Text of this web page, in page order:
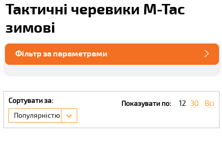
Тактичні черевики M-Tac
зимові
Фільтр за параметрами
Сортувати за:
Популярністю
Показувати по: 12 30 Всі